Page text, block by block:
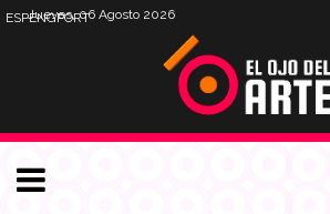
Jueves, 06 Agosto 2026
ESPENGPORT